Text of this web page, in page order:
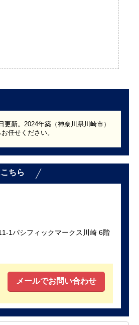
新。2024年築（神奈川県川崎市）
任せください。
ちら
1パシフィックマークス川崎 6階
メールでお問い合わせ